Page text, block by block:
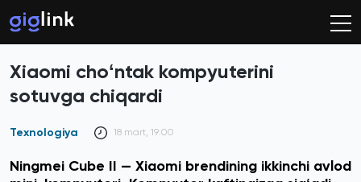
Xiaomi choʻntak kompyuterini
sotuvga chiqardi
Texnologiya 18 mart, 19:00
Ningmei Cube II — Xiaomi brendining ikkinchi avlod